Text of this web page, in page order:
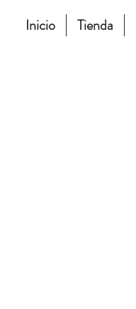
Inicio Tienda